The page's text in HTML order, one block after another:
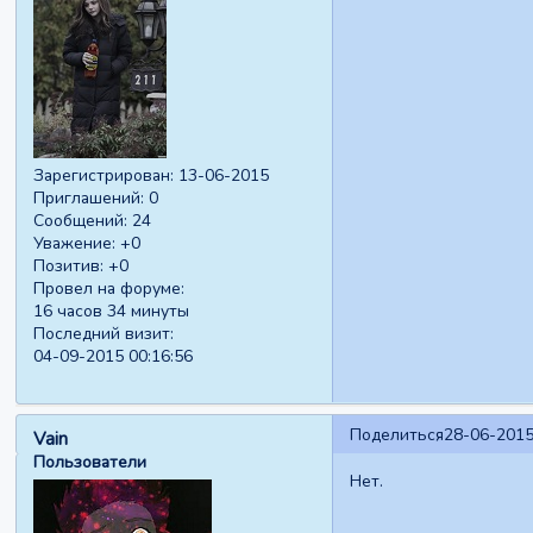
Зарегистрирован: 13-06-2015
Приглашений: 0
Сообщений: 24
Уважение: +0
Позитив: +0
Провел на форуме:
16 часов 34 минуты
Последний визит:
04-09-2015 00:16:56
Поделиться28-06-
Vain
Пользователи
Нет.